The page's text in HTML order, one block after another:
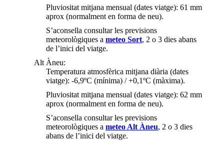
Pluviositat mitjana mensual (dates viatge): 61 mm
aprox (normalment en forma de neu).
S’aconsella consultar les previsions
meteorològiques a meteo Sort, 2 o 3 dies abans
de l’inici del viatge.
Alt Àneu:
Temperatura atmosfèrica mitjana diària (dates
viatge): -6,9ºC (mínima) / +0,1ºC (màxima).
Pluviositat mitjana mensual (dates viatge): 62 mm
aprox (normalment en forma de neu).
S’aconsella consultar les previsions
meteorològiques a meteo Alt Àneu, 2 o 3 dies
abans de l’inici del viatge.